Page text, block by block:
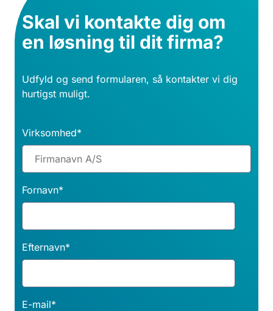
Skal vi kontakte dig om
en løsning til dit firma?
Udfyld og send formularen, så kontakter vi dig
hurtigst muligt.
Virksomhed*
Fornavn*
Efternavn*
E-mail*